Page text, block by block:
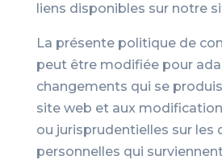
liens disponibles sur notre
La présente politique de
peut être modifiée pour
changements qui se
site web et aux
ou jurisprudentielles sur les
personnelles qui